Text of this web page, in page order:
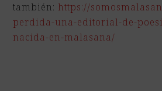
también: https://
perdida-una-editorial-de-
nacida-en-malasana/